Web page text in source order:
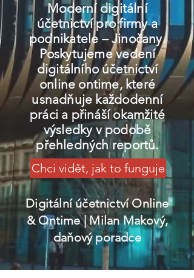
Moderní digitální
účetnictví pro firmy a
podnikatele – Jinočany.
Poskytujeme vedení
digitálního účetnictví
online ontime, které
usnadňuje každodenní
práci a přináší okamžité
výsledky v podobě
přehledných reportů.
Chci vidět, jak to funguje
Digitální účetnictví Online
& Ontime| Milan Makový,
daňový poradce